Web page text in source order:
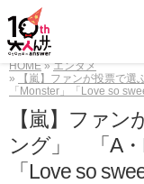
HOME
エンタメ
【嵐】ファンが投票で
「Monster」「Love so
【嵐】ファ
ング」 「A・
「Love so